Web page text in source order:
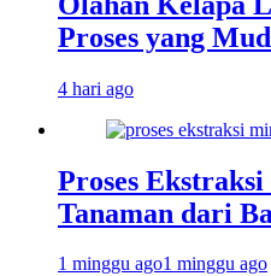
Proses yang
4 hari ago
Proses
Tanaman dari
1 minggu ago1 minggu ago